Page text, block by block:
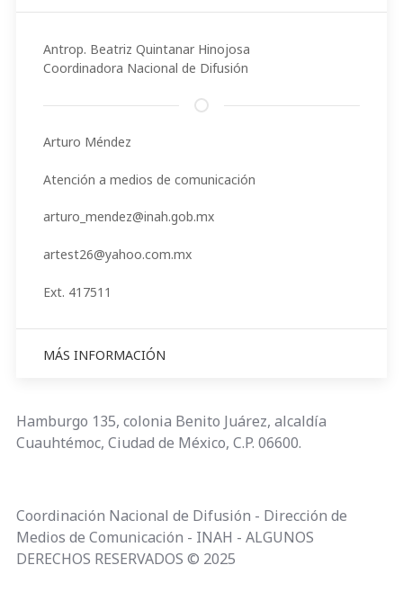
Antrop. Beatriz Quintanar Hinojosa
Coordinadora Nacional de Difusión
Arturo Méndez
Atención a medios de comunicación
arturo_mendez@inah.gob.mx
artest26@yahoo.com.mx
Ext. 417511
MÁS INFORMACIÓN
Hamburgo 135, colonia Benito Juárez, alcaldía
Cuauhtémoc, Ciudad de México, C.P. 06600.
Coordinación Nacional de Difusión - Dirección de
Medios de Comunicación - INAH - ALGUNOS
DERECHOS RESERVADOS © 2025